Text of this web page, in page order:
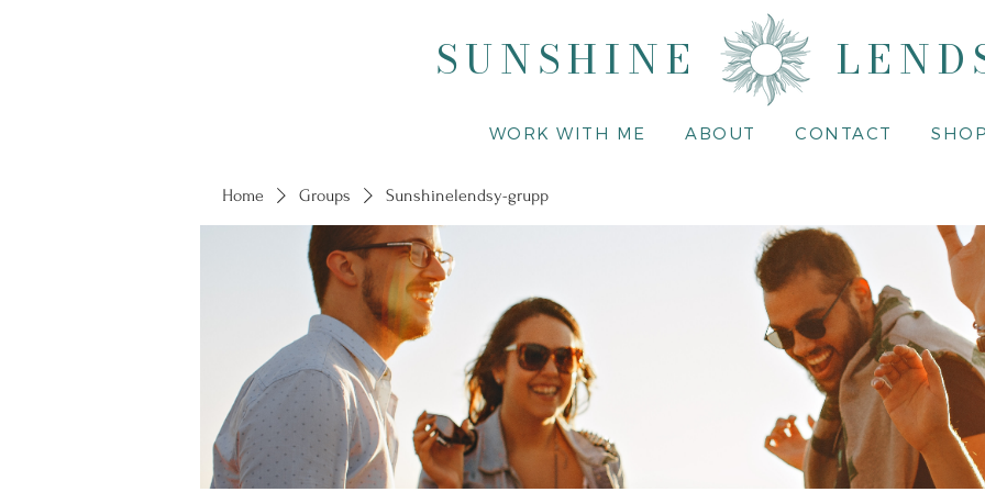
SUNSHINE
WORK WITH ME ABOUT CONTACT
Home Groups Sunshinelendsy-grupp